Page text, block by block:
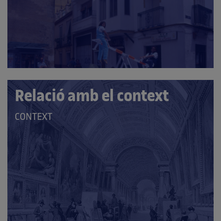
Relació amb el context
QUE
PERTANY
LES
CATEGORIES:
CONTEXT